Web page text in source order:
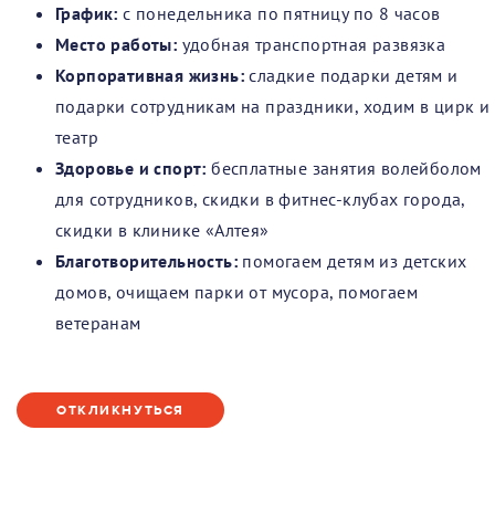
График: с понедельника по пятницу по 8 часов
Место работы: удобная транспортная развязка
Корпоративная жизнь: сладкие подарки детям и
подарки сотрудникам на праздники, ходим в цирк и
театр
Здоровье и спорт: бесплатные занятия волейболом
для сотрудников, скидки в фитнес-клубах города,
скидки в клинике «Алтея»
Благотворительность: помогаем детям из детских
домов, очищаем парки от мусора, помогаем
ветеранам
ОТКЛИКНУТЬСЯ